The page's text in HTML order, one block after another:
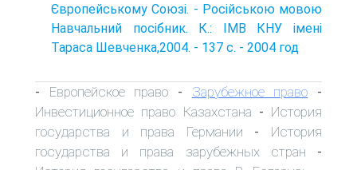
Європейському Союзі. - Російською мовою
Навчальний посібник. К.: ІМВ КНУ імені
Тараса Шевченка,2004. - 137 с. - 2004 год
- Европейское право - Зарубежное право -
Инвестиционное право Казахстана - История
государства и права Германии - История
государства и права зарубежных стран -